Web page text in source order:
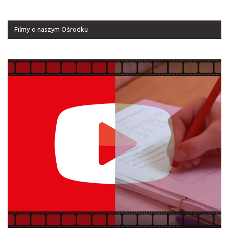
Filmy o naszym Ośrodku